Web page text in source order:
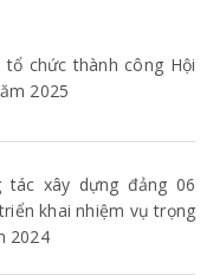
tổ chức thành công Hội
2025
tác xây dựng đảng 06
khai nhiệm vụ trọng
2024